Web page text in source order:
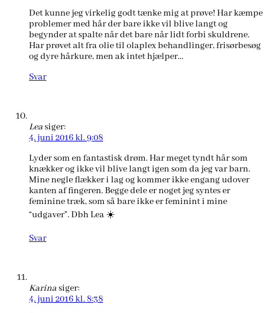
Det kunne jeg virkelig godt tænke mig at prøve! Har kæmpe
problemer med hår der bare ikke vil blive langt og
begynder at spalte når det bare når lidt forbi skuldrene.
Har prøvet alt fra olie til olaplex behandlinger, frisørbesøg
og dyre hårkure, men ak intet hjælper…
Svar
Leasiger:
4. juni 2016 kl. 9:08
Lyder som en fantastisk drøm. Har meget tyndt hår som
knækker og ikke vil blive langt igen som da jeg var barn.
Mine negle flækker i lag og kommer ikke engang udover
kanten af fingeren. Begge dele er noget jeg syntes er
feminine træk, som så bare ikke er feminint i mine
“udgaver”. Dbh Lea ☀️
Svar
Karinasiger:
4. juni 2016 kl. 8:38